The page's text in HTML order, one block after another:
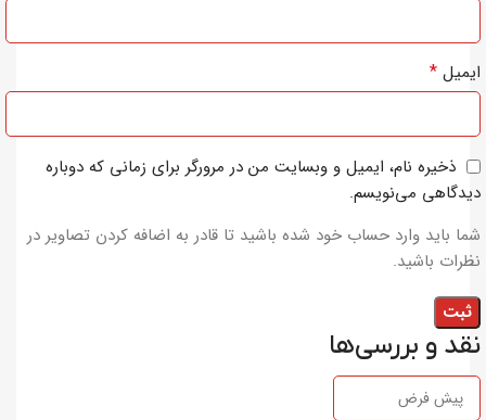
نقد و بررسی‌ها
ایمیل *
ذخیره نام، ایمیل و وبسایت من در مرورگر برای زمانی که دوباره
دیدگاهی می‌نویسم.
شما باید وارد حساب خود شده باشید تا قادر به اضافه کردن تصاویر در
نظرات باشید.